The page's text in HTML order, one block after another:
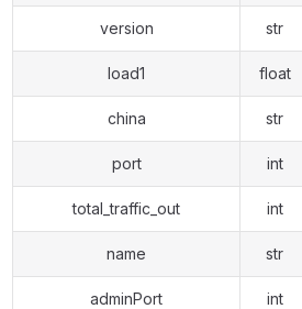
version str
load1 float
china str
port int
total_traffic_out int
name str
adminPort int